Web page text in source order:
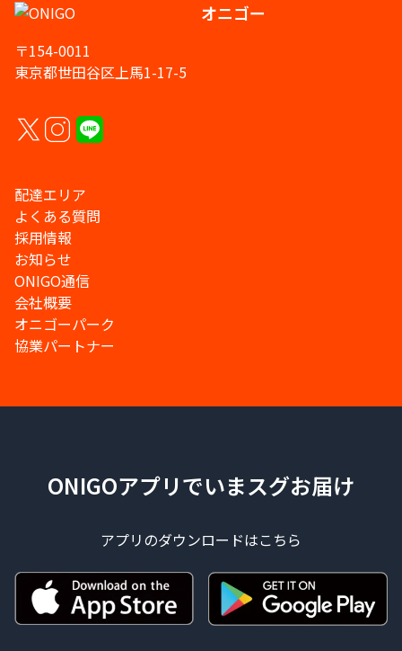
オニゴー
〒154-0011
東京都世田谷区上馬1-17-5
配達エリア
よくある質問
採用情報
お知らせ
ONIGO通信
会社概要
オニゴーパーク
協業パートナー
ONIGOアプリでいまスグお届け
アプリのダウンロードはこちら